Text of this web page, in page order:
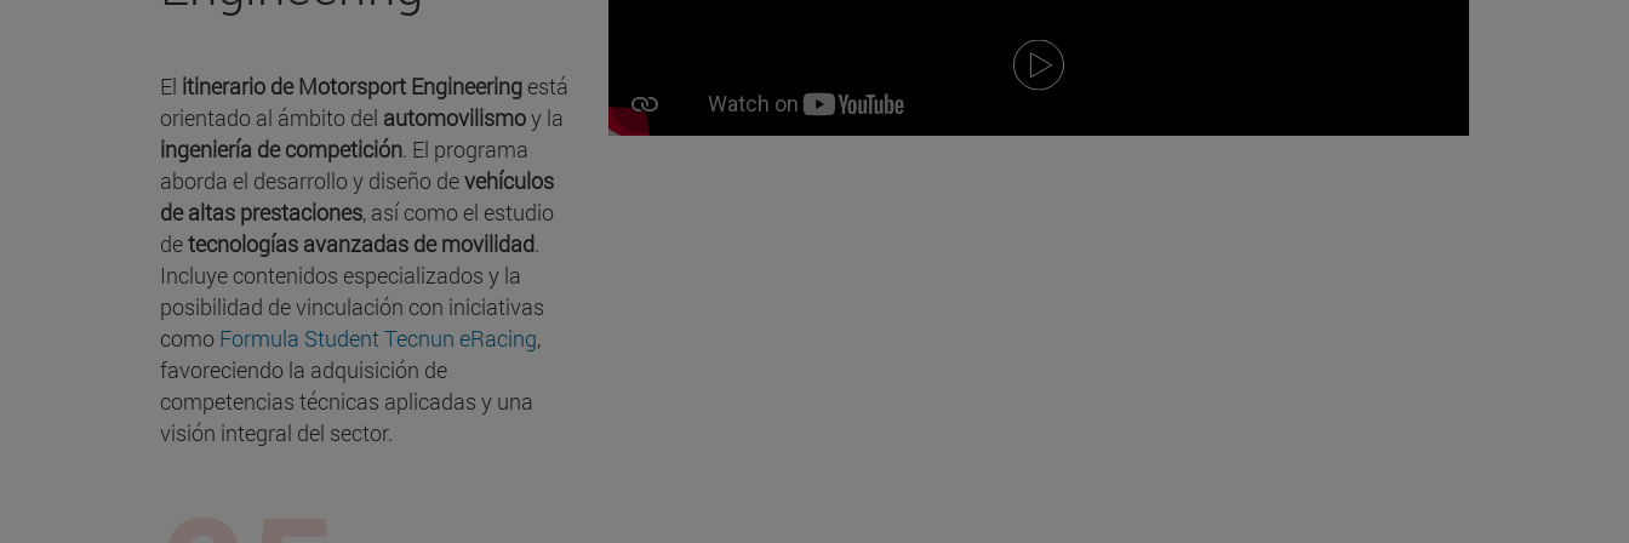
El itinerario de Motorsport Engineering está
orientado al ámbito del automovilismoy la
ingeniería de competición. El programa
aborda el desarrollo y diseño devehículos
de altas prestaciones, así como el estudio
detecnologías avanzadas de movilidad.
Incluye contenidos especializados y la
posibilidad de vinculación con iniciativas
como Formula Student Tecnun eRacing,
favoreciendo la adquisición de
competencias técnicas aplicadas y una
visión integral del sector.